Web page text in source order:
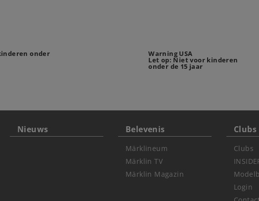
onder Warning USA
Let op: Niet voor kinderen
onder de 15 jaar
Nieuws Belevenis
Märklineum
Märklin TV
Märklin Magazin
Clubs
Clubs
Login